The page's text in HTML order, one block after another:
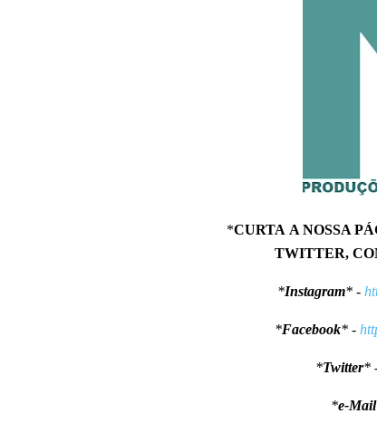
*CURTA A NOSSA
TWITTER,
*Instagram* -
*Facebook* -
*Twitter*
*e-Mail